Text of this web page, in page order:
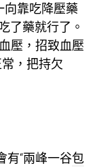
向靠吃降壓藥
了藥就行了。
壓，招致血壓
，把持欠
有“兩峰一谷包